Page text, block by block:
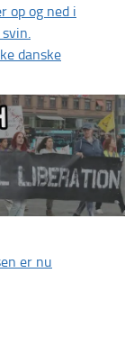
op og ned i
danske
er nu